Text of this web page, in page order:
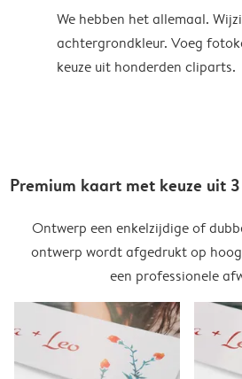
We hebben het allemaal.
achtergrondkleur. Voeg
keuze uit honderden cliparts.
Premium kaart met keuze uit
Ontwerp een enkelzijdige of
ontwerp wordt afgedrukt op
een professionele